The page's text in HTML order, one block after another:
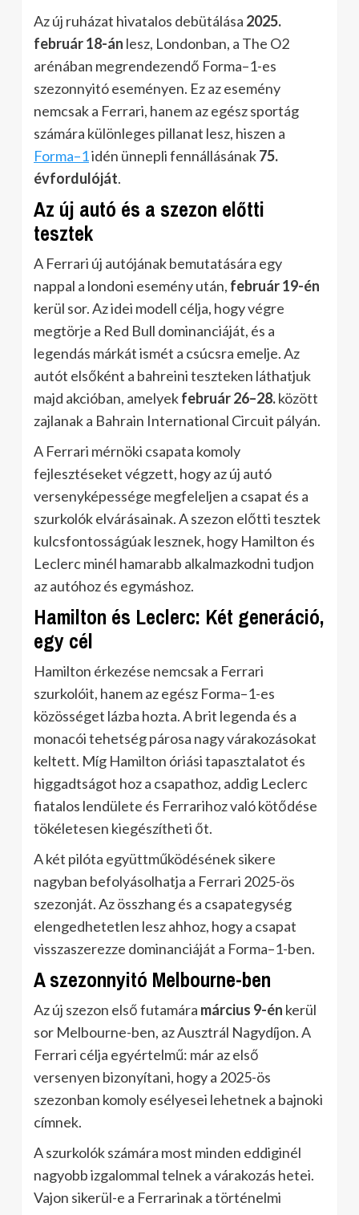
Az új ruházat hivatalos debütálása 2025.
február 18-án lesz, Londonban, a The O2
arénában megrendezendő Forma–1-es
szezonnyitó eseményen. Ez az esemény
nemcsak a Ferrari, hanem az egész sportág
számára különleges pillanat lesz, hiszen a
Forma–1idén ünnepli fennállásának75.
évfordulóját.
Az új autó és a szezon előtti
tesztek
A Ferrari új autójának bemutatására egy
nappal a londoni esemény után, február 19-én
kerül sor. Az idei modell célja, hogy végre
megtörje a Red Bull dominanciáját, és a
legendás márkát ismét a csúcsra emelje. Az
autót elsőként a bahreini teszteken láthatjuk
majd akcióban, amelyekfebruár 26–28.között
zajlanak a Bahrain International Circuit pályán.
A Ferrari mérnöki csapata komoly
fejlesztéseket végzett, hogy az új autó
versenyképessége megfeleljen a csapat és a
szurkolók elvárásainak. A szezon előtti tesztek
kulcsfontosságúak lesznek, hogy Hamilton és
Leclerc minél hamarabb alkalmazkodni tudjon
az autóhoz és egymáshoz.
Hamilton és Leclerc: Két generáció,
egy cél
Hamilton érkezése nemcsak a Ferrari
szurkolóit, hanem az egész Forma–1-es
közösséget lázba hozta. A brit legenda és a
monacói tehetség párosa nagy várakozásokat
keltett. Míg Hamilton óriási tapasztalatot és
higgadtságot hoz a csapathoz, addig Leclerc
fiatalos lendülete és Ferrarihoz való kötődése
tökéletesen kiegészítheti őt.
A két pilóta együttműködésének sikere
nagyban befolyásolhatja a Ferrari 2025-ös
szezonját. Az összhang és a csapategység
elengedhetetlen lesz ahhoz, hogy a csapat
visszaszerezze dominanciáját a Forma–1-ben.
A szezonnyitó Melbourne-ben
Az új szezon első futamára március 9-én kerül
sor Melbourne-ben, az Ausztrál Nagydíjon. A
Ferrari célja egyértelmű: már az első
versenyen bizonyítani, hogy a 2025-ös
szezonban komoly esélyesei lehetnek a bajnoki
címnek.
A szurkolók számára most minden eddiginél
nagyobb izgalommal telnek a várakozás hetei.
Vajon sikerül-e a Ferrarinak a történelmi